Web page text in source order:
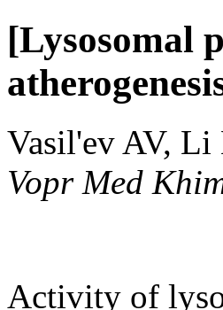
[Lysosomal
Vasil'ev AV,
Vopr Med
Activity of